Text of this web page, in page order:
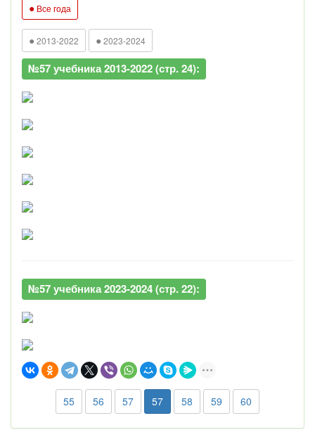
● Все года
● 2013-2022 ● 2023-2024
№57 учебника 2013-2022 (стр. 24):
№57 учебника 2023-2024 (стр. 22):
55 56 57 57 58 59 60